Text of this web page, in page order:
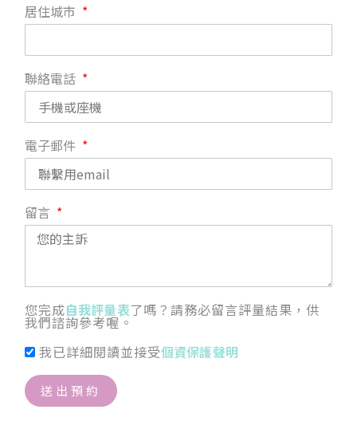
居住城市
聯絡電話
電子郵件
留言
您完成自我評量表了嗎？請務必留言評量結果，供
我們諮詢參考喔。
我已詳細閱讀並接受個資保護聲明
送出預約